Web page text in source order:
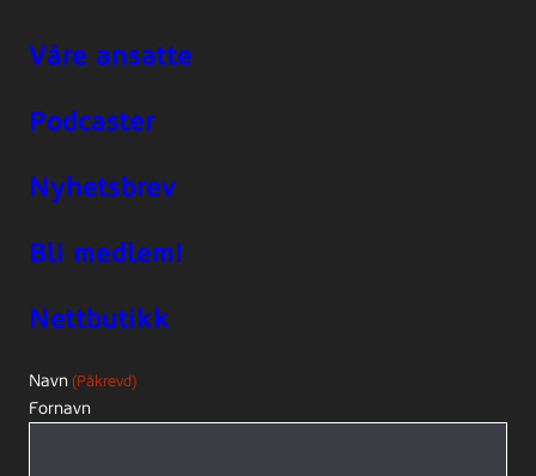
Våre ansatte
Podcaster
Nyhetsbrev
Bli medlem!
Nettbutikk
Navn (Påkrevd)
Fornavn